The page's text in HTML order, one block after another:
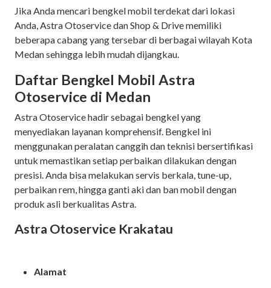
Jika Anda mencari bengkel mobil terdekat dari lokasi
Anda, Astra Otoservice dan Shop & Drive memiliki
beberapa cabang yang tersebar di berbagai wilayah Kota
Medan sehingga lebih mudah dijangkau.
Daftar Bengkel Mobil Astra
Otoservice di Medan
Astra Otoservice hadir sebagai bengkel yang
menyediakan layanan komprehensif. Bengkel ini
menggunakan peralatan canggih dan teknisi bersertifikasi
untuk memastikan setiap perbaikan dilakukan dengan
presisi. Anda bisa melakukan servis berkala, tune-up,
perbaikan rem, hingga ganti aki dan ban mobil dengan
produk asli berkualitas Astra.
Astra Otoservice Krakatau
Alamat